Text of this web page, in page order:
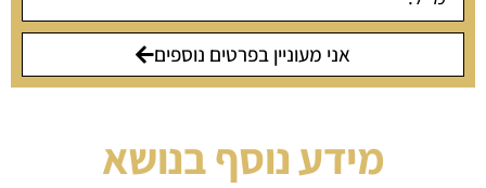
אני מעוניין בפרטים נוספים
מידע נוסף בנושא